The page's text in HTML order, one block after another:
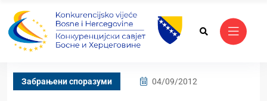
Забрањени споразуми 04/09/2012